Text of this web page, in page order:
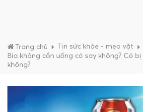
Trang chủ
Tin sức khỏe - mẹo vặt
Bia không cồn uống có say không? Có
không?